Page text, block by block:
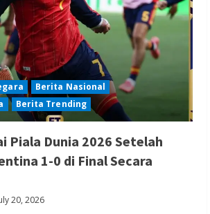
Berita Nasional
Berita Trending
Piala Dunia 2026 Setelah
1-0 di Final Secara
20, 2026